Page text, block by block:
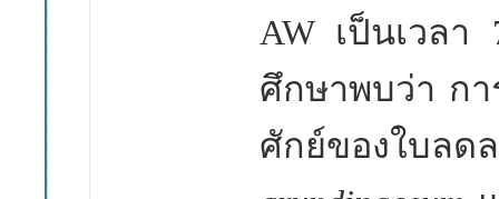
AW เป็นเวลา
ศึกษาพบว่า ก
ศักย์ของใบลด